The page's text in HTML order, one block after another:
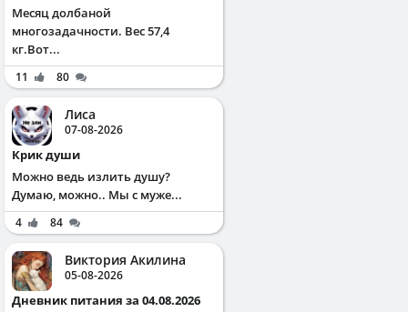
Месяц долбаной
многозадачности. Вес 57,4
кг.Вот...
11 80
Лиса
07-08-2026
Крик души
Можно ведь излить душу?
Думаю, можно.. Мы с муже...
4 84
Виктория Акилина
05-08-2026
Дневник питания за 04.08.2026